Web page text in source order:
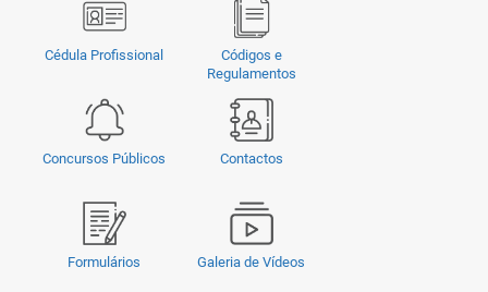
Cédula Profissional
Códigos e
Regulamentos
Concursos Públicos Contactos
Formulários Galeria de Vídeos